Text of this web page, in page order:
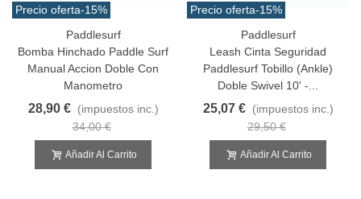
Precio oferta-15%
Paddlesurf
Bomba Hinchado Paddle Surf
Manual Accion Doble Con
Manometro
28,90 € (impuestos inc.)
34,00 €
Añadir Al Carrito
Precio oferta-15%
Paddlesurf
Leash Cinta Seguridad
Paddlesurf Tobillo (Ankle)
Doble Swivel 10' -...
25,07 € (impuestos inc.)
29,50 €
Añadir Al Carrito